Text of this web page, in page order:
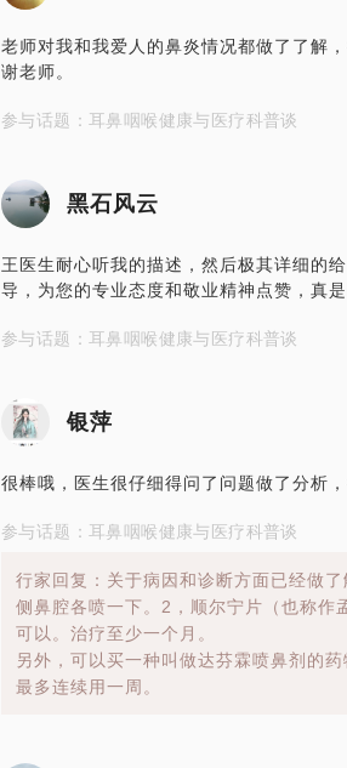
老师对我和我爱人的鼻炎情况都做了了解
谢老师。
参与话题：耳鼻咽喉健康与医疗科普谈
黑石风云
王医生耐心听我的描述，然后极其详细的
导，为您的专业态度和敬业精神点赞，真
参与话题：耳鼻咽喉健康与医疗科普谈
银萍
很棒哦，医生很仔细得问了问题做了分析，
参与话题：耳鼻咽喉健康与医疗科普谈
行家回复：关于病因和诊断方面已经做
侧鼻腔各喷一下。2，顺尔宁片（也称作
可以。治疗至少一个月。
另外，可以买一种叫做达芬霖喷鼻剂的
最多连续用一周。